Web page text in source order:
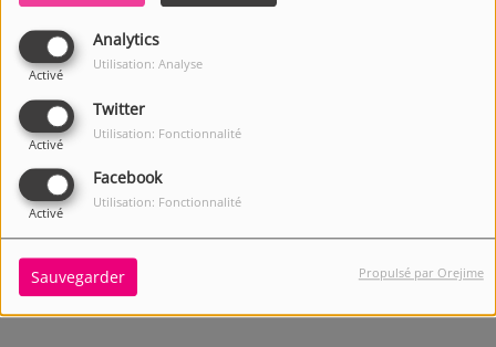
Analytics
Activé
Utilisation: Analyse
Twitter
Activé
Utilisation: Fonctionnalité
Facebook
Activé
Utilisation: Fonctionnalité
Sauvegarder Propulsé par Orejime
3258 VUES